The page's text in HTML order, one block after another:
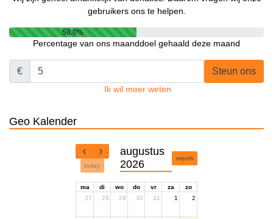
gebruikers ons te helpen.
50.0%
Percentage van ons maanddoel gehaald deze maand
€ Steun ons
Ik wil meer weten
Geo Kalender
today
augustus
2026
month
ma di wo do vr za
zo
27
28 29 30 31 1 2